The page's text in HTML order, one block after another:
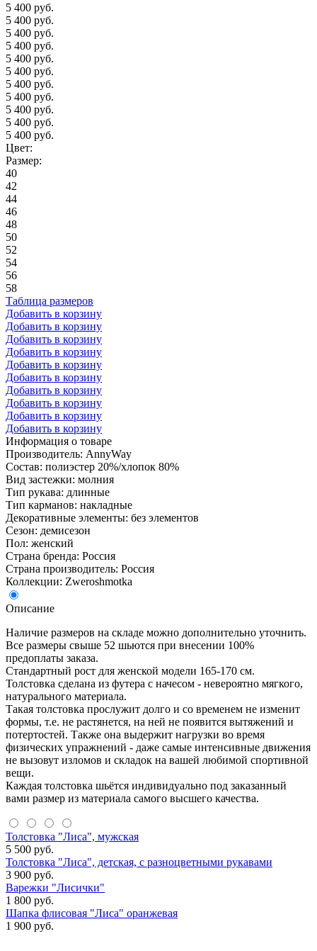
5 400 руб.
5 400 руб.
5 400 руб.
5 400 руб.
5 400 руб.
5 400 руб.
5 400 руб.
5 400 руб.
5 400 руб.
5 400 руб.
5 400 руб.
Цвет:
Размер:
40
42
44
46
48
50
52
54
56
58
Таблица размеров
Добавить в корзину
Добавить в корзину
Добавить в корзину
Добавить в корзину
Добавить в корзину
Добавить в корзину
Добавить в корзину
Добавить в корзину
Добавить в корзину
Добавить в корзину
Информация о товаре
Производитель: AnnyWay
Состав: полиэстер 20%/хлопок 80%
Вид застежки: молния
Тип рукава: длинные
Тип карманов: накладные
Декоративные элементы: без элементов
Сезон: демисезон
Пол: женский
Страна бренда: Россия
Страна производитель: Россия
Коллекции: Zweroshmotka
Описание
Наличие размеров на складе можно дополнительно уточнить.
Все размеры свыше 52 шьются при внесении 100%
предоплаты заказа.
Стандартный рост для женской модели 165-170 см.
Толстовка сделана из футера с начесом - невероятно мягкого,
натурального материала.
Такая толстовка прослужит долго и со временем не изменит
формы, т.е. не растянется, на ней не появится вытяжений и
потертостей. Также она выдержит нагрузки во время
физических упражнений - даже самые интенсивные движения
не вызовут изломов и складок на вашей любимой спортивной
вещи.
Каждая толстовка шьётся индивидуально под заказанный
вами размер из материала самого высшего качества.
Толстовка "Лиса", мужская
5 500 руб.
Толстовка "Лиса", детская, с разноцветными рукавами
3 900 руб.
Варежки "Лисички"
1 800 руб.
Шапка флисовая "Лиса" оранжевая
1 900 руб.